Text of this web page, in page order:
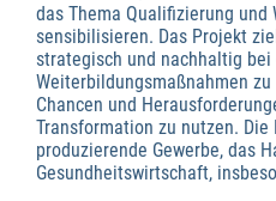
das Thema Qualifizierung und
sensibilisieren. Das Projekt
strategisch und nachhaltig bei
Weiterbildungsmaßnahmen
Chancen und
Transformation zu nutzen.
produzierende Gewerbe, das
Gesundheitswirtschaft,